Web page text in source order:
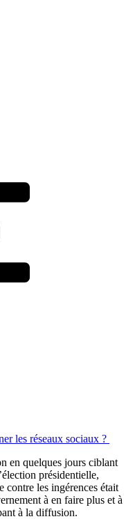
les réseaux sociaux ?
en quelques jours ciblant
présidentielle,
contre les ingérences était
à en faire plus et à
à la diffusion.